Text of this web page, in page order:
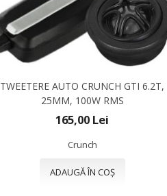
TWEETERE AUTO CRUNCH GTI 6.2T,
25MM, 100W RMS
165,00 Lei
Crunch
ADAUGĂ ÎN COȘ